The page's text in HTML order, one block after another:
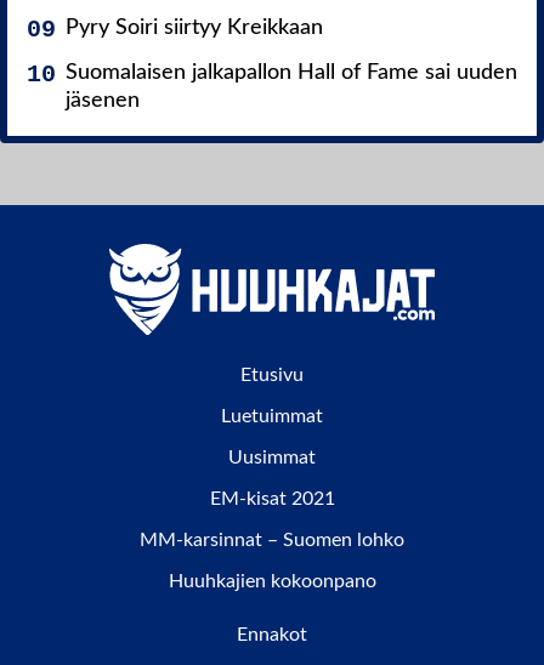
Pyry Soiri siirtyy Kreikkaan
Suomalaisen jalkapallon Hall of Fame sai uuden
jäsenen
Etusivu
Luetuimmat
Uusimmat
EM-kisat 2021
MM-karsinnat – Suomen lohko
Huuhkajien kokoonpano
Ennakot